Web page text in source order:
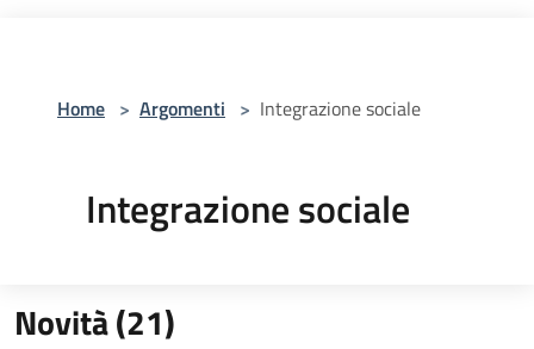
Home > Argomenti > Integrazione sociale
Integrazione sociale
Novità (21)